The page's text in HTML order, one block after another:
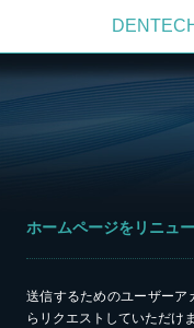
ホームページをリニュ
送信するためのユーザーア
らリクエストしていただけま